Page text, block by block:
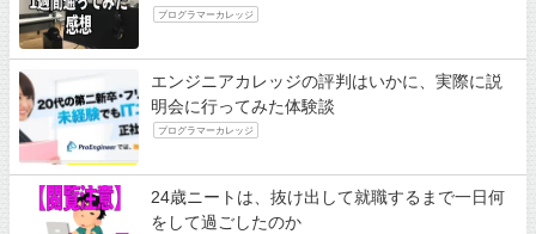
プログラマーカレッジ
エンジニアカレッジの評判はいかに、実際に説
明会に行ってみた体験談
プログラマーカレッジ
24歳ニートは、抜け出して就職するまで一日何
をして過ごしたのか